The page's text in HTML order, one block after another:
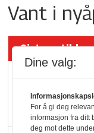
Vant i
Siste artikler
Dine valg:
For å gi deg
informasjon fra ditt
deg mot dette